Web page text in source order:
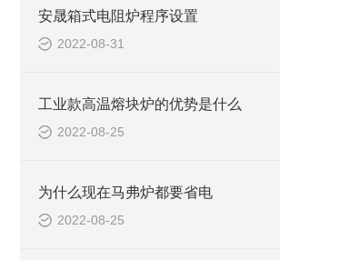
安晟箱式电阻炉程序设置
2022-08-31
工业款高温熔块炉的优势是什么
2022-08-25
为什么现在马弗炉都要省电
2022-08-25